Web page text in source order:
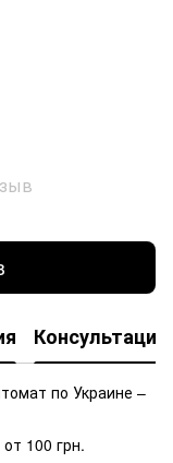
Консультация
по Украине –
100 грн.